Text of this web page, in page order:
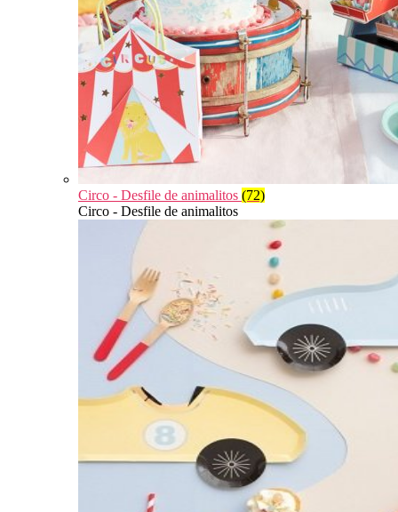
Circo - Desfile de animalitos (72)
Circo - Desfile de animalitos